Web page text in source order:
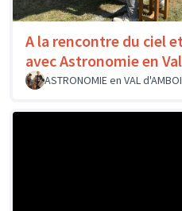
A la rencontre du ciel
avec Astronomie en Val
ASTRONOMIE en VAL